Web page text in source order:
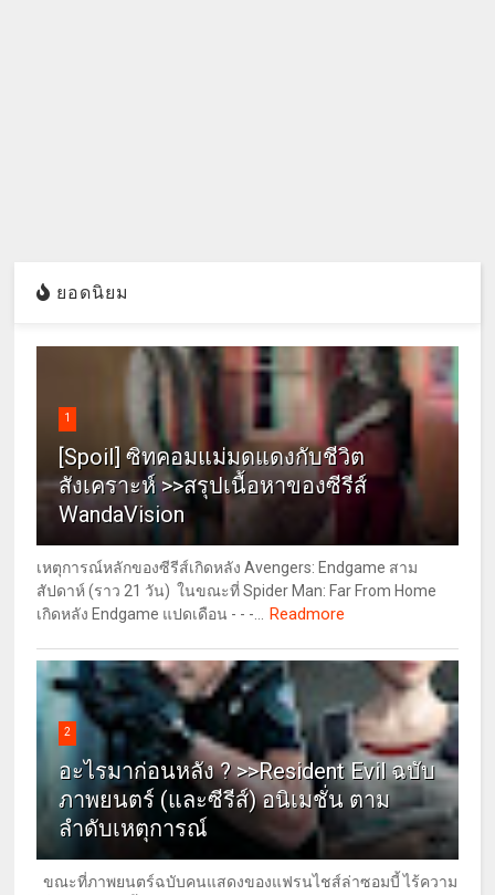
ยอดนิยม
1
[Spoil] ซิทคอมแม่มดแดงกับชีวิต
สังเคราะห์ >>สรุปเนื้อหาของซีรีส์
WandaVision
เหตุการณ์หลักของซีรีส์เกิดหลัง Avengers: Endgame สาม
สัปดาห์ (ราว 21 วัน) ในขณะที่ Spider Man: Far From Home
เกิดหลัง Endgame แปดเดือน - - -... Readmore
2
อะไรมาก่อนหลัง ? >>Resident Evil ฉบับ
ภาพยนตร์ (และซีรีส์) อนิเมชั่น ตาม
ลำดับเหตุการณ์
ขณะที่ภาพยนตร์ฉบับคนแสดงของแฟรนไชส์ล่าซอมบี้ ไร้ความ